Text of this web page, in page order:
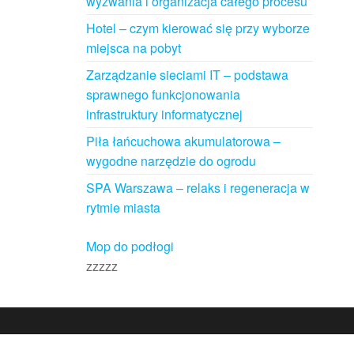
Hotel – czym kierować się przy wyborze
miejsca na pobyt
Zarządzanie sieciami IT – podstawa
sprawnego funkcjonowania
infrastruktury informatycznej
Piła łańcuchowa akumulatorowa –
wygodne narzędzie do ogrodu
SPA Warszawa – relaks i regeneracja w
rytmie miasta
Mop do podłogi
zzzzz